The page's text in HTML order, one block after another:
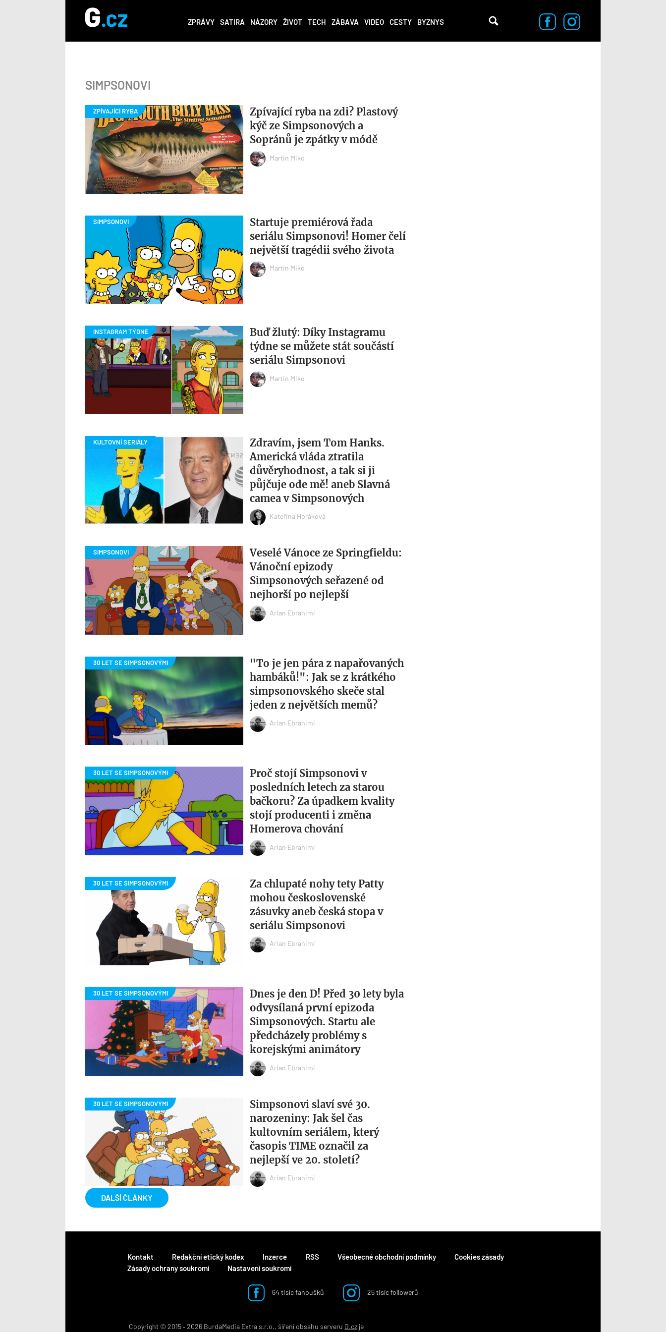
ZPRÁVY SATIRA NÁZORY ŽIVOT TECH ZÁBAVA VIDEO CESTY BYZNYS
SIMPSONOVI
Zpívající ryba na zdi? Plastový
kýč ze Simpsonových a
Sopránů je zpátky v módě
Martin Miko
Startuje premiérová řada
seriálu Simpsonovi! Homer čelí
největší tragédii svého života
Martin Miko
Buď žlutý: Díky Instagramu
týdne se můžete stát součástí
seriálu Simpsonovi
Martin Miko
Zdravím, jsem Tom Hanks.
Americká vláda ztratila
důvěryhodnost, a tak si ji
půjčuje ode mě! aneb Slavná
camea v Simpsonových
Kateřina Horáková
Veselé Vánoce ze Springfieldu:
Vánoční epizody
Simpsonových seřazené od
nejhorší po nejlepší
Arian Ebrahimi
"To je jen pára z napařovaných
hambáků!": Jak se z krátkého
simpsonovského skeče stal
jeden z největších memů?
Arian Ebrahimi
Proč stojí Simpsonovi v
posledních letech za starou
bačkoru? Za úpadkem kvality
stojí producenti i změna
Homerova chování
Arian Ebrahimi
Za chlupaté nohy tety Patty
mohou československé
zásuvky aneb česká stopa v
seriálu Simpsonovi
Arian Ebrahimi
Dnes je den D! Před 30 lety byla
odvysílaná první epizoda
Simpsonových. Startu ale
předcházely problémy s
korejskými animátory
Arian Ebrahimi
Simpsonovi slaví své 30.
narozeniny: Jak šel čas
kultovním seriálem, který
časopis TIME označil za
nejlepší ve 20. století?
Arian Ebrahimi
DALŠÍ ČLÁNKY
Kontakt Redakční etický kodex Inzerce RSS Všeobecné obchodní podmínky
Cookies zásady
Zásady ochrany soukromí
Nastavení soukromí
64 tisíc fanoušků 25 tisíc followerů
Copyright © 2015 ‐ 2026 BurdaMedia Extra s.r.o., šíření obsahu serveru G.cz je